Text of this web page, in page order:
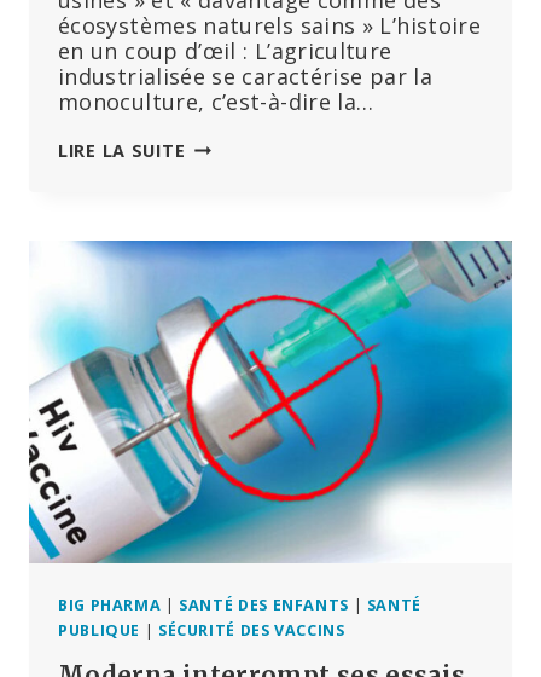
écosystèmes naturels sains » L’histoire
en un coup d’œil : L’agriculture
industrialisée se caractérise par la
monoculture, c’est-à-dire la…
LIRE LA SUITE ABANDONNER
LA
INDUSTRIELLE »
:
UNE
ÉTUDE
MONTRE
QUE
L’AGRICULTURE
DIVERSIFIÉE
EST
RENTABLE
POUR
ET
LA
BIG PHARMA | SANTÉ DES ENFANTS | SANTÉ
PUBLIQUE | SÉCURITÉ DES VACCINS